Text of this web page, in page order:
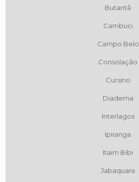
Butantã
Cambuci
Campo Belo
Consolação
Cursino
Diadema
Interlagos
Ipiranga
Itaim Bibi
Jabaquara